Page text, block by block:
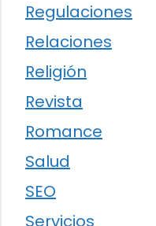
Regulaciones
Relaciones
Religión
Revista
Romance
Salud
SEO
Servicios